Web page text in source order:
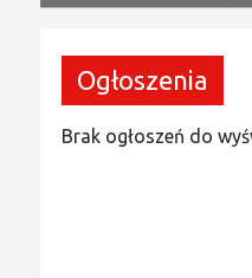
Ogłoszenia
Brak ogłoszeń do